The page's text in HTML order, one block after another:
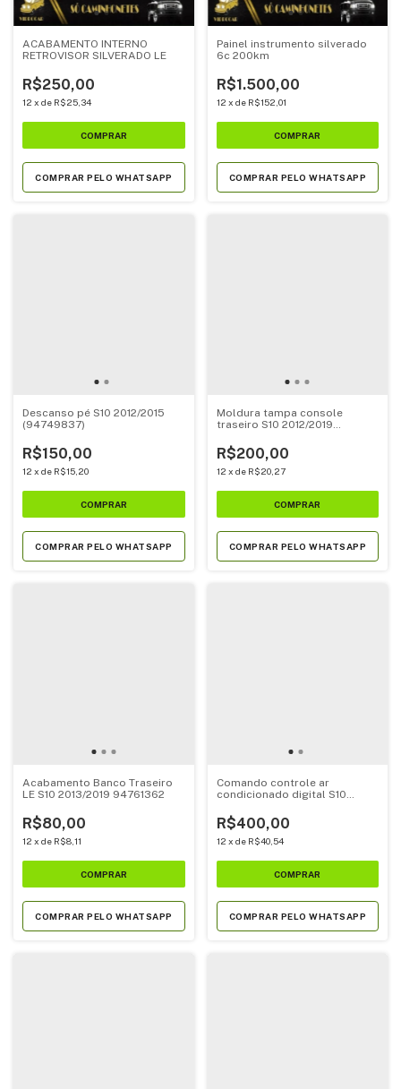
ACABAMENTO INTERNO
RETROVISOR SILVERADO LE
R$250,00
12 x de R$25,34
COMPRAR PELO WHATSAPP
Painel instrumento silverado
6c 200km
R$1.500,00
12 x de R$152,01
COMPRAR PELO WHATSAPP
Descanso pé S10 2012/2015
(94749837)
R$150,00
12 x de R$15,20
COMPRAR PELO WHATSAPP
Moldura tampa console
traseiro S10 2012/2019
R$200,00
12 x de R$20,27
COMPRAR PELO WHATSAPP
Acabamento Banco Traseiro
LE S10 2013/2019 94761362
R$80,00
12 x de R$8,11
COMPRAR PELO WHATSAPP
Comando controle ar
condicionado digital S10
(52085146/52054309)
R$400,00
12 x de R$40,54
COMPRAR PELO WHATSAPP